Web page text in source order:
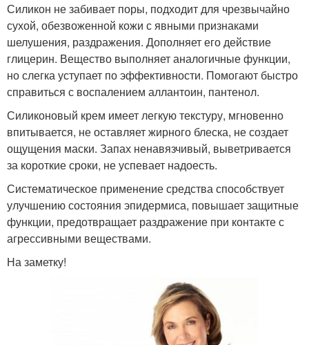
Силикон не забивает поры, подходит для чрезвычайно
сухой, обезвоженной кожи с явными признаками
шелушения, раздражения. Дополняет его действие
глицерин. Вещество выполняет аналогичные функции,
но слегка уступает по эффективности. Помогают быстро
справиться с воспалением аллантоин, пантенол.
Силиконовый крем имеет легкую текстуру, мгновенно
впитывается, не оставляет жирного блеска, не создает
ощущения маски. Запах ненавязчивый, выветривается
за короткие сроки, не успевает надоесть.
Систематическое применение средства способствует
улучшению состояния эпидермиса, повышает защитные
функции, предотвращает раздражение при контакте с
агрессивными веществами.
На заметку!